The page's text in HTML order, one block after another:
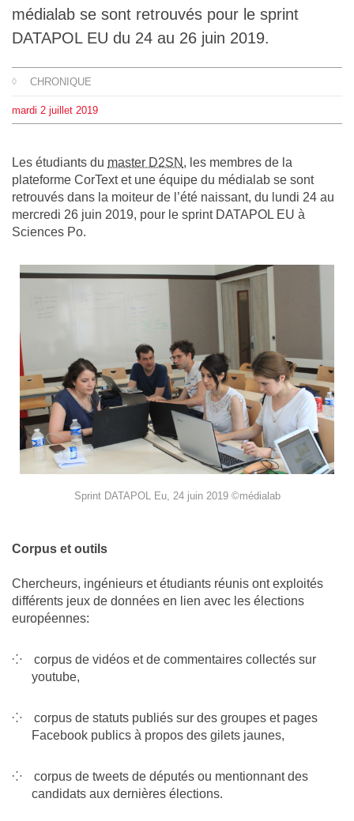
FR|EN
médialab se sont retrouvés pour le sprint
DATAPOL EU du 24 au 26 juin 2019.
CHRONIQUE
mardi 2 juillet 2019
Les étudiants du master D2SN , les membres de la
plateforme CorText et une équipe du médialab se sont
retrouvés dans la moiteur de l’été naissant, du lundi 24 au
mercredi 26 juin 2019, pour le sprint DATAPOL EU à
Sciences Po.
Sprint DATAPOL Eu, 24 juin 2019 ©médialab
Corpus et outils
Chercheurs, ingénieurs et étudiants réunis ont exploités
différents jeux de données en lien avec les élections
européennes:
corpus de vidéos et de commentaires collectés sur
youtube,
corpus de statuts publiés sur des groupes et pages
Facebook publics à propos des gilets jaunes,
corpus de tweets de députés ou mentionnant des
candidats aux dernières élections.